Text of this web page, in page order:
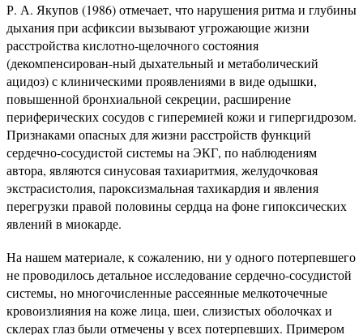
Р. А. Якупов (1986) отмечает, что нарушения ритма и глубины
дыхания при асфиксии вызывают угрожающие жизни
расстройства кислотно-щелочного состояния
(декомпенсирован-ный дыхательный и метаболический
ацидоз) с клиническими проявлениями в виде одышки,
повышенной бронхиальной секреции, расширение
периферических сосудов с гиперемией кожи и гипергидрозом.
Признаками опасных для жизни расстройств функций
сердечно-сосудистой системы на ЭКГ, по наблюдениям
автора, являются синусовая тахиаритмия, желудочковая
экстрасистолия, пароксизмальная тахикардия и явления
перегрузки правой половины сердца на фоне гипоксических
явлений в миокарде.
На нашем материале, к сожалению, ни у одного потерпевшего
не проводилось детальное исследование сердечно-сосудистой
системы, но многочисленные рассеянные мелкоточечные
кровоизлияния на коже лица, шеи, слизистых оболочках и
склерах глаз были отмечены у всех потерпевших. Примером